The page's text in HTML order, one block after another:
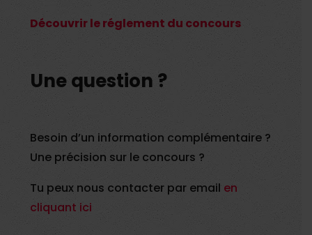
Découvrir le réglement du concours
Une question ?
Besoin d’un information complémentaire ?
Une précision sur le concours ?
Tu peux nous contacter par email en
cliquant ici